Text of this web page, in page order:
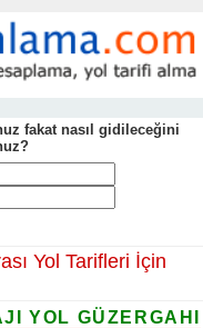
fakat nasıl gidileceğini
Yol Tarifleri İçin
YOL GÜZERGAHI